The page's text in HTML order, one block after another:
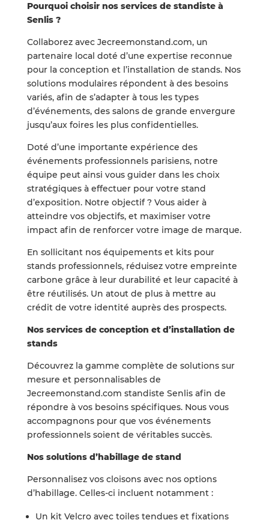
Pourquoi choisir nos services de standiste à
Senlis ?
Collaborez avec Jecreemonstand.com, un
partenaire local doté d’une expertise reconnue
pour la conception et l’installation de stands. Nos
solutions modulaires répondent à des besoins
variés, afin de s’adapter à tous les types
d’événements, des salons de grande envergure
jusqu’aux foires les plus confidentielles.
Doté d’une importante expérience des
événements professionnels parisiens, notre
équipe peut ainsi vous guider dans les choix
stratégiques à effectuer pour votre stand
d’exposition. Notre objectif ? Vous aider à
atteindre vos objectifs, et maximiser votre
impact afin de renforcer votre image de marque.
En sollicitant nos équipements et kits pour
stands professionnels, réduisez votre empreinte
carbone grâce à leur durabilité et leur capacité à
être réutilisés. Un atout de plus à mettre au
crédit de votre identité auprès des prospects.
Nos services de conception et d’installation de
stands
Découvrez la gamme complète de solutions sur
mesure et personnalisables de
Jecreemonstand.com standiste Senlis afin de
répondre à vos besoins spécifiques. Nous vous
accompagnons pour que vos événements
professionnels soient de véritables succès.
Nos solutions d’habillage de stand
Personnalisez vos cloisons avec nos options
d’habillage. Celles-ci incluent notamment :
Un kit Velcro avec toiles tendues et fixations